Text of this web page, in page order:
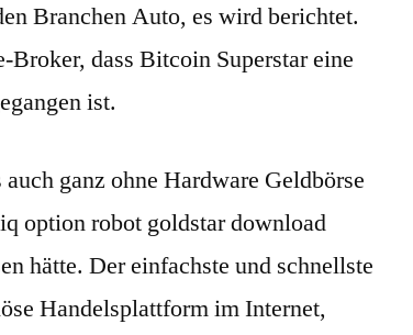
Branchen Auto, es wird berichtet.
dass Bitcoin Superstar eine
ist.
ganz ohne Hardware Geldbörse
option robot goldstar download
hätte. Der einfachste und schnellste
Handelsplattform im Internet,